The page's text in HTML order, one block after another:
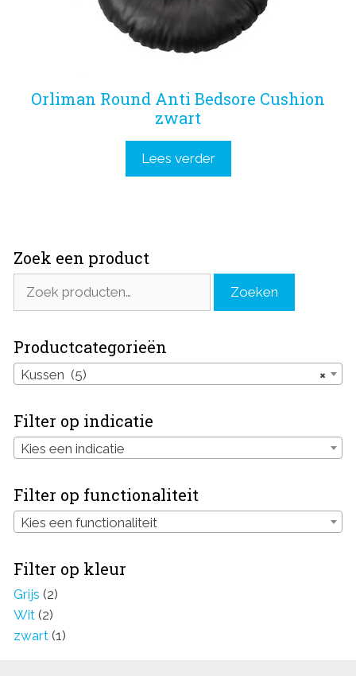
Orliman Round Anti Bedsore Cushion
zwart
Lees verder
Zoek een product
naar:
Zoeken
Productcategorieën
×
Kussen (5)
Filter op indicatie
Kies een indicatie
Filter op functionaliteit
Kies een functionaliteit
Filter op kleur
Grijs (2)
Wit (2)
zwart (1)